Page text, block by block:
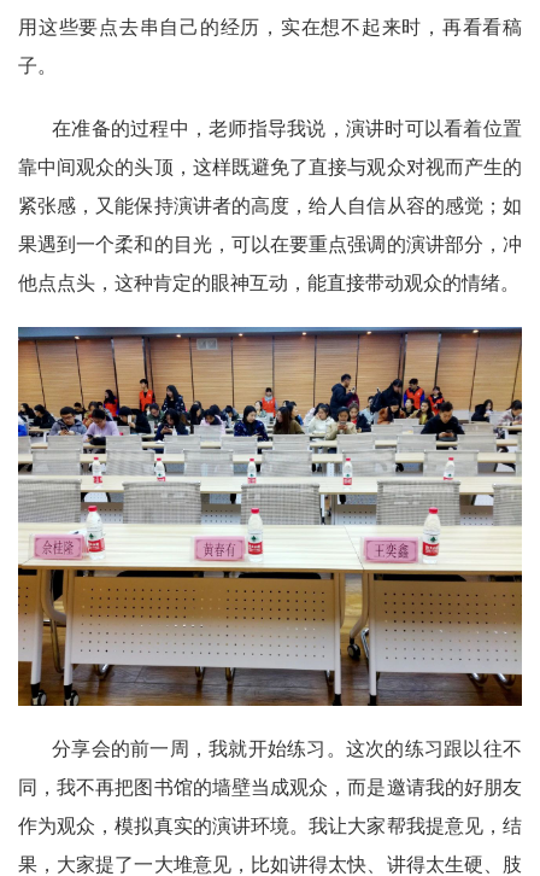
用这些要点去串自己的经历，实在想不起来时，再看看稿
子。
在准备的过程中，老师指导我说，演讲时可以看着位置
靠中间观众的头顶，这样既避免了直接与观众对视而产生的
紧张感，又能保持演讲者的高度，给人自信从容的感觉；如
果遇到一个柔和的目光，可以在要重点强调的演讲部分，冲
他点点头，这种肯定的眼神互动，能直接带动观众的情绪。
分享会的前一周，我就开始练习。这次的练习跟以往不
同，我不再把图书馆的墙壁当成观众，而是邀请我的好朋友
作为观众，模拟真实的演讲环境。我让大家帮我提意见，结
果，大家提了一大堆意见，比如讲得太快、讲得太生硬、肢